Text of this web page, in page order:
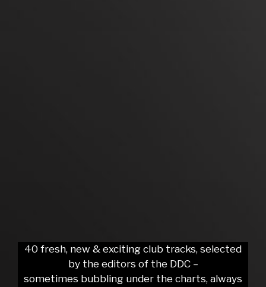
40 fresh, new & exciting club tracks, selected
by the editors of the DDC –
sometimes bubbling under the charts, always